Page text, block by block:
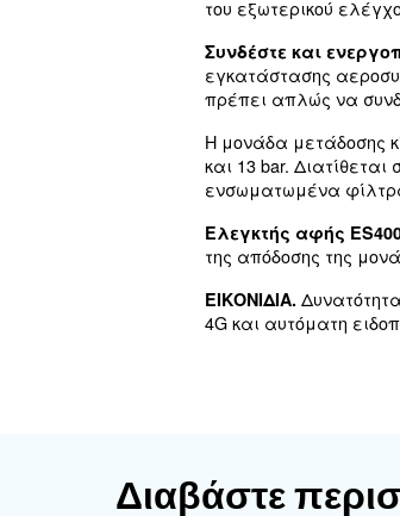
DRA
Η σειρά
αέρα υψηλής
και
Η νέα
συνδυασμό
συνεργεία
δακτύλων,